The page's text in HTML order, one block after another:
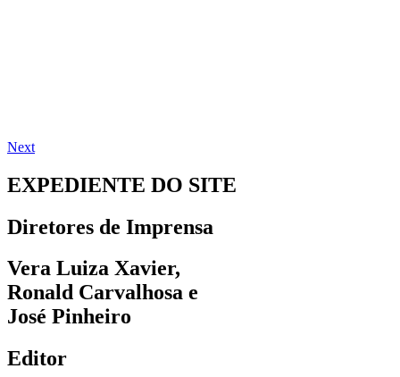
Next
EXPEDIENTE DO SITE
Diretores de Imprensa
Vera Luiza Xavier,
Ronald Carvalhosa e
José Pinheiro
Editor